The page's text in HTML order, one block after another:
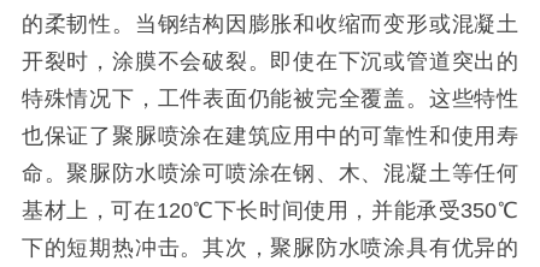
的柔韧性。当钢结构因膨胀和收缩而变形或混凝土
开裂时，涂膜不会破裂。即使在下沉或管道突出的
特殊情况下，工件表面仍能被完全覆盖。这些特性
也保证了聚脲喷涂在建筑应用中的可靠性和使用寿
命。聚脲防水喷涂可喷涂在钢、木、混凝土等任何
基材上，可在120℃下长时间使用，并能承受350℃
下的短期热冲击。其次，聚脲防水喷涂具有优异的